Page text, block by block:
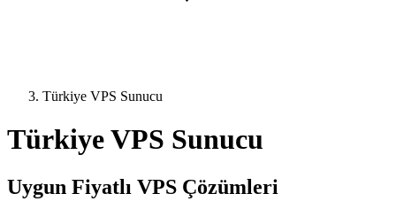
Türkiye VPS Sunucu
Türkiye VPS Sunucu
Uygun Fiyatlı VPS Çözümleri